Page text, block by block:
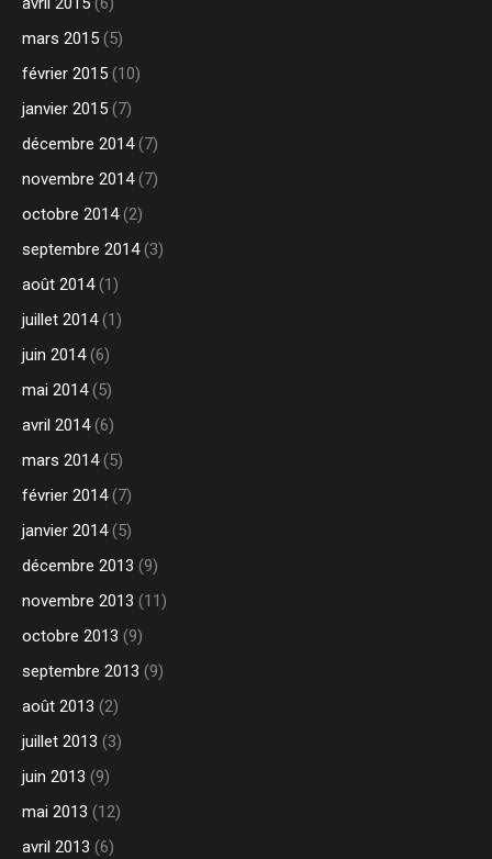
mars 2015 (5)
février 2015 (10)
janvier 2015 (7)
décembre 2014(7)
novembre 2014(7)
octobre 2014(2)
septembre 2014(3)
août 2014(1)
juillet 2014(1)
juin 2014(6)
mai 2014(5)
avril 2014(6)
mars 2014(5)
février 2014(7)
janvier 2014(5)
décembre 2013 (9)
novembre 2013 (11)
octobre 2013 (9)
septembre 2013 (9)
août 2013 (2)
juillet 2013 (3)
juin 2013 (9)
mai 2013 (12)
avril 2013 (6)